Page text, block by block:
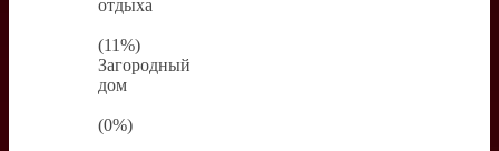
отдыха
(11%)
Загородный
дом
(0%)